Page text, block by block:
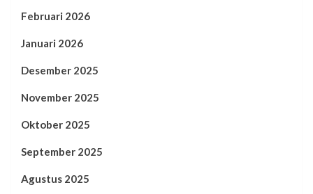
Februari 2026
Januari 2026
Desember 2025
November 2025
Oktober 2025
September 2025
Agustus 2025